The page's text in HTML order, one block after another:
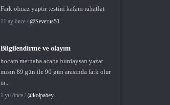
Fark olmaz yaptir testini kafanı rahatlat
11 ay önce / @Severus51
Bilgilendirme ve olayım
hocam merhaba acaba burdaysan yazar
mısın 89 gün ile 90 gün arasında fark olur
m...
1 yıl önce / @kolpabey